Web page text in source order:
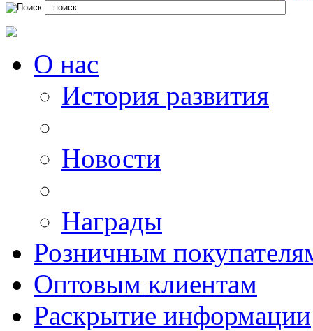
О нас
История развития
Новости
Награды
Розничным
Оптовым клиентам
Раскрытие информации